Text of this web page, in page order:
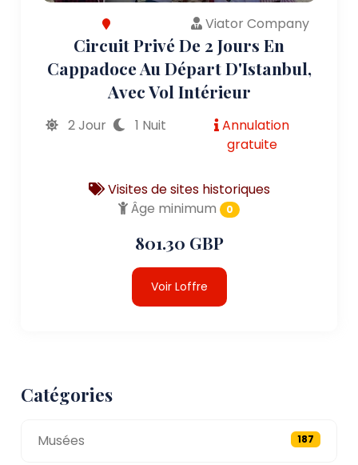
Viator Company
Circuit Privé De 2 Jours En
Cappadoce Au Départ D'Istanbul,
Avec Vol Intérieur
2 Jour 1 Nuit
Annulation
gratuite
Visites de sites historiques
Âge minimum
0
801.30 GBP
Voir Loffre
Catégories
Musées 187